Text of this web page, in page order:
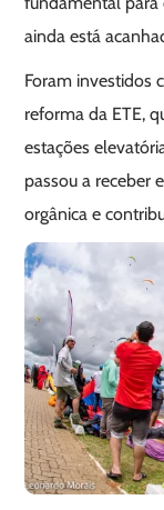
ainda está
Foram investidos
reforma da ETE,
estações
passou a receber
orgânica e